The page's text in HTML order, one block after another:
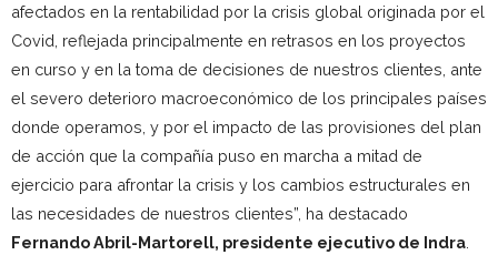
afectados en la rentabilidad por la crisis global originada por el
Covid, reflejada principalmente en retrasos en los proyectos
en curso y en la toma de decisiones de nuestros clientes, ante
el severo deterioro macroeconómico de los principales países
donde operamos, y por el impacto de las provisiones del plan
de acción que la compañía puso en marcha a mitad de
ejercicio para afrontar la crisis y los cambios estructurales en
las necesidades de nuestros clientes”, ha destacado
Fernando Abril-Martorell, presidente ejecutivo de Indra